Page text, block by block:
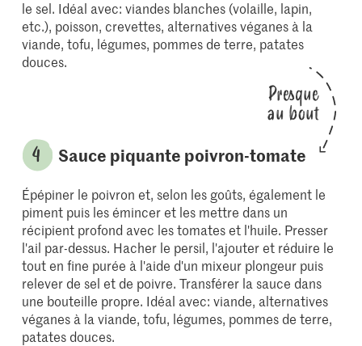
le sel. Idéal avec: viandes blanches (volaille, lapin,
etc.), poisson, crevettes, alternatives véganes à la
viande, tofu, légumes, pommes de terre, patates
douces.
Presque
au bout
Sauce piquante poivron-tomate
Épépiner le poivron et, selon les goûts, également le
piment puis les émincer et les mettre dans un
récipient profond avec les tomates et l'huile. Presser
l'ail par-dessus. Hacher le persil, l'ajouter et réduire le
tout en fine purée à l'aide d'un mixeur plongeur puis
relever de sel et de poivre. Transférer la sauce dans
une bouteille propre. Idéal avec: viande, alternatives
véganes à la viande, tofu, légumes, pommes de terre,
patates douces.